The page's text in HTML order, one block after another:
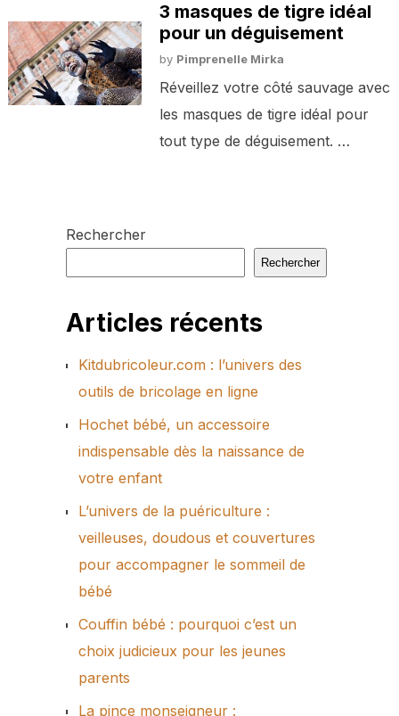
3 masques de tigre idéal
pour un déguisement
by Pimprenelle Mirka
Réveillez votre côté sauvage avec
les masques de tigre idéal pour
tout type de déguisement. …
Rechercher
Rechercher
Articles récents
Kitdubricoleur.com : l’univers des
outils de bricolage en ligne
Hochet bébé, un accessoire
indispensable dès la naissance de
votre enfant
L’univers de la puériculture :
veilleuses, doudous et couvertures
pour accompagner le sommeil de
bébé
Couffin bébé : pourquoi c’est un
choix judicieux pour les jeunes
parents
La pince monseigneur :